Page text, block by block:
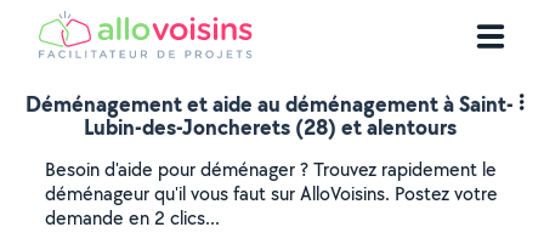
Déménagement et aide au déménagement à Saint-
Lubin-des-Joncherets (28) et alentours
Besoin d'aide pour déménager ? Trouvez rapidement le
déménageur qu'il vous faut sur AlloVoisins. Postez votre
demande en 2 clics...